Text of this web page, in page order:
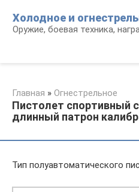
контенту
Холодное и
Оружие, боевая техника,
Главная » Огнестрельное
Пистолет спортивный
длинный патрон
Тип полуавтоматического